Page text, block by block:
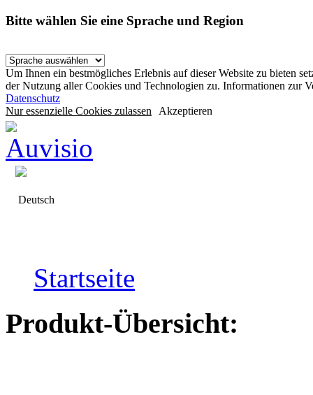
Bitte wählen Sie eine Sprache und Region
Um Ihnen ein bestmögliches Erlebnis auf dieser Website zu bieten
der Nutzung aller Cookies und Technologien zu. Informationen zur
Datenschutz
Nur essenzielle Cookies zulassen Akzeptieren
Deutsch
Startseite
Produkt-Übersicht: